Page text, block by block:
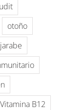
otoño
Vitamina B12